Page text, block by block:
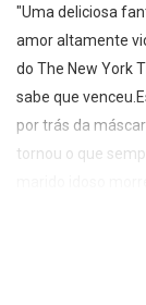
"Uma deliciosa
amor altamente
do The New York
sabe que
por trás da
tornou o que
marido idoso
surge em sua